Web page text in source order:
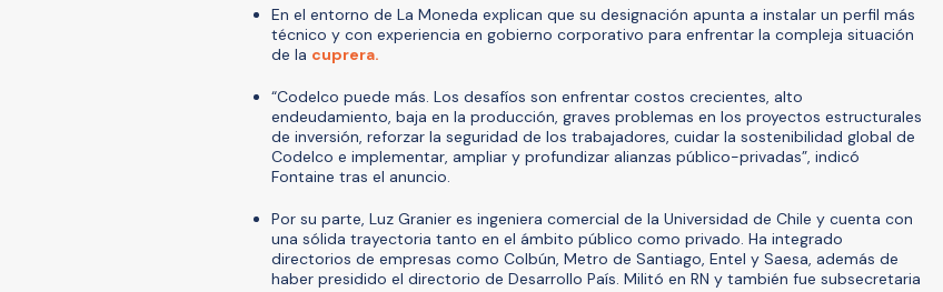
En el entorno de La Moneda explican que su designación apunta a instalar un perfil más
técnico y con experiencia en gobierno corporativo para enfrentar la compleja situación
de la cuprera.
“Codelco puede más. Los desafíos son enfrentar costos crecientes, alto
endeudamiento, baja en la producción, graves problemas en los proyectos estructurales
de inversión, reforzar la seguridad de los trabajadores, cuidar la sostenibilidad global de
Codelco e implementar, ampliar y profundizar alianzas público-privadas”, indicó
Fontaine tras el anuncio.
Por su parte, Luz Granier es ingeniera comercial de la Universidad de Chile y cuenta con
una sólida trayectoria tanto en el ámbito público como privado. Ha integrado
directorios de empresas como Colbún, Metro de Santiago, Entel y Saesa, además de
haber presidido el directorio de Desarrollo País. Militó en RN y también fue subsecretaria